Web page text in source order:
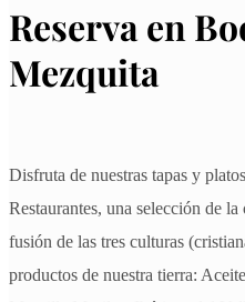
Reserva en
Mezquita
Disfruta de nuestras tapas y
Restaurantes, una selección de
fusión de las tres culturas
productos de nuestra tierra: